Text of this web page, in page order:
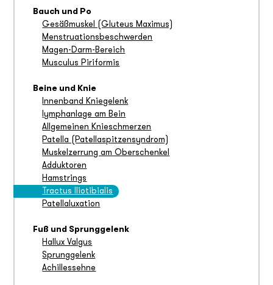
Bauch und Po
Gesäßmuskel (Gluteus Maximus)
Menstruationsbeschwerden
Magen-Darm-Bereich
Musculus Piriformis
Beine und Knie
Innenband Kniegelenk
lymphanlage am Bein
Allgemeinen Knieschmerzen
Patella (Patellaspitzensyndrom)
Muskelzerrung am Oberschenkel
Adduktoren
Hamstrings
Tractus Iliotibialis
Patellaluxation
Fuß und Sprunggelenk
Hallux Valgus
Sprunggelenk
Achillessehne